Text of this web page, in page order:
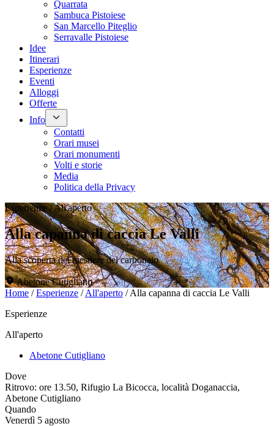
Quarrata
Sambuca Pistoiese
San Marcello Piteglio
Serravalle Pistoiese
Idee
Itinerari
Esperienze
Eventi
Alloggi
Offerte
Info
Contatti
Orari musei
Orari monumenti
Volti e storie
Media
Politica della Privacy
Esperienze /All'aperto
Alla capanna di caccia Le Valli
Alla scoperta del mestiere del carbonaio
Abetone Cutigliano
Home /Esperienze /All'aperto /Alla capanna di caccia Le Valli
Esperienze
All'aperto
Abetone Cutigliano
Dove
Ritrovo: ore 13.50, Rifugio La Bicocca, località Doganaccia,
Abetone Cutigliano
Quando
Venerdì 5 agosto